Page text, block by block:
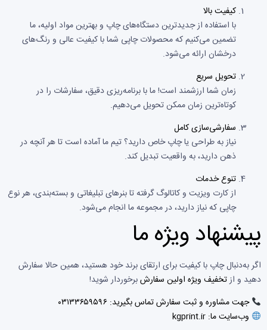
کیفیت بالا
با استفاده از جدیدترین دستگاه‌های چاپ و بهترین مواد اولیه، ما
تضمین می‌کنیم که محصولات چاپی شما با کیفیت عالی و رنگ‌های
درخشان ارائه می‌شود.
تحویل سریع
زمان شما ارزشمند است! ما با برنامه‌ریزی دقیق، سفارشات را در
کوتاه‌ترین زمان ممکن تحویل می‌دهیم.
سفارشی‌سازی کامل
نیاز به طراحی یا چاپ خاص دارید؟ تیم ما آماده است تا هر آنچه در
ذهن دارید، به واقعیت تبدیل کند.
تنوع خدمات
از کارت ویزیت و کاتالوگ گرفته تا بنرهای تبلیغاتی و بسته‌بندی، هر نوع
چاپی که نیاز دارید، در مجموعه ما انجام می‌شود.
پیشنهاد ویژه ما
اگر به‌دنبال چاپ با کیفیت برای ارتقای برند خود هستید، همین حالا سفارش
دهید و ازتخفیف ویژه اولین سفارشبرخوردار شوید!
جهت مشاوره و ثبت سفارش تماس بگیرید: ۰۳۱۳۳۶۵۹۵۹۶
وب‌سایت ما: kgprint.ir